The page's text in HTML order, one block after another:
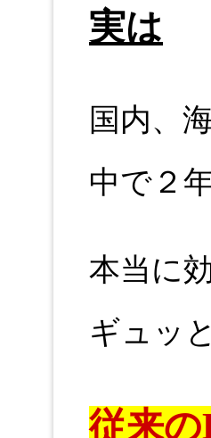
実は
国内、
中で２
本当に
ギュッ
従来